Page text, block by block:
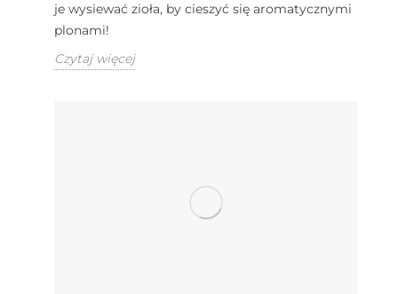
je wysiewać zioła, by cieszyć się aromatycznymi
plonami!
Czytaj więcej